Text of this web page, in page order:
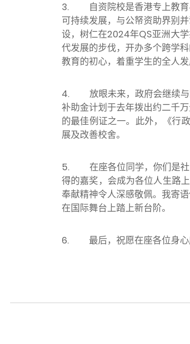
3. 自资院校是香港专上教育
可持续发展，与公帑资助界别
设，树仁在2024年QS亚洲大
代发展的步伐，开办多个跨学
教育的初心，着重学生的全人
4. 放眼未来，政府会继续与
补助金计划于去年拨出约二千
的最佳例证之一。此外，《行
展及改善校舍。
5. 在座各位同学，你们是社
得的嘉奖，会成为各位人生路
奉献精神令人深感敬佩。我寄
在国际舞台上踏上新台阶。
6. 最后，祝愿在座各位身心